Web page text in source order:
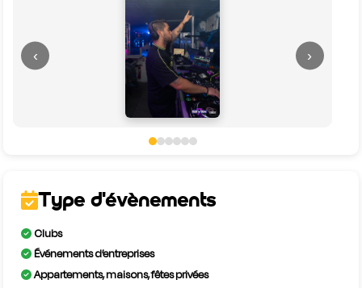
‹ ›
Type d'évènements
Clubs
Événements d’entreprises
Appartements, maisons, fêtes privées